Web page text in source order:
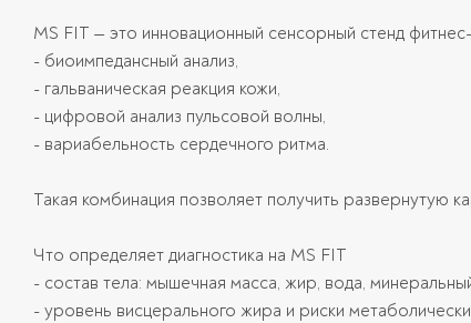
MS FIT — это инновационный сенсорный стенд
- биоимпедансный анализ,
- гальваническая реакция кожи,
- цифровой анализ пульсовой волны,
- вариабельность сердечного ритма.
Такая комбинация позволяет получить развернутую
Что определяет диагностика на MS FIT
- состав тела: мышечная масса, жир, вода,
- уровень висцерального жира и риски